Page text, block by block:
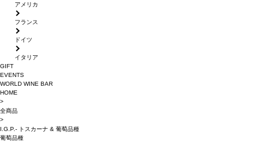
アメリカ
フランス
ドイツ
イタリア
GIFT
EVENTS
WORLD WINE BAR
HOME
>
全商品
>
I.G.P.- トスカーナ& 葡萄品種
葡萄品種